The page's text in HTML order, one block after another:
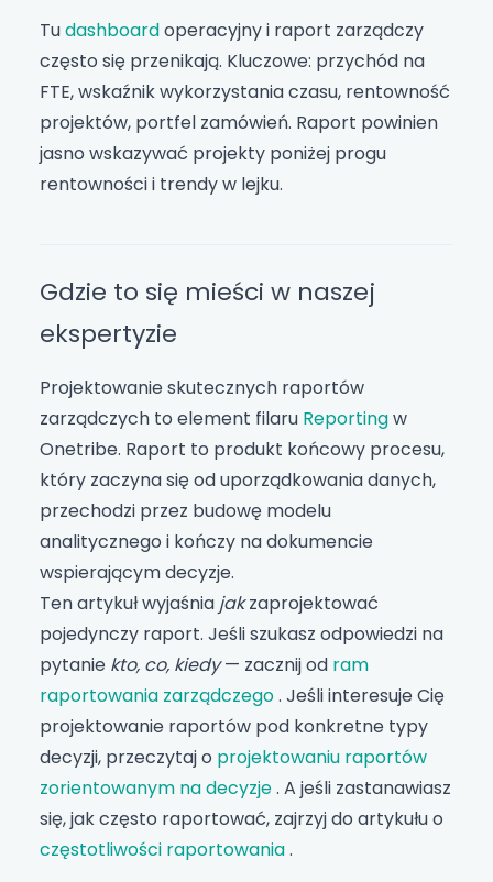
Tudashboardoperacyjny i raport zarządczy
często się przenikają. Kluczowe: przychód na
FTE, wskaźnik wykorzystania czasu, rentowność
projektów, portfel zamówień. Raport powinien
jasno wskazywać projekty poniżej progu
rentowności i trendy w lejku.
Gdzie to się mieści w naszej
ekspertyzie
Projektowanie skutecznych raportów
zarządczych to element filaru Reportingw
Onetribe. Raport to produkt końcowy procesu,
który zaczyna się od uporządkowania danych,
przechodzi przez budowę modelu
analitycznego i kończy na dokumencie
wspierającym decyzje.
Ten artykuł wyjaśnia jakzaprojektować
pojedynczy raport. Jeśli szukasz odpowiedzi na
pytanie kto, co, kiedy— zacznij od ram
raportowania zarządczego. Jeśli interesuje Cię
projektowanie raportów pod konkretne typy
decyzji, przeczytaj o projektowaniu raportów
zorientowanym na decyzje. A jeśli zastanawiasz
się, jak często raportować, zajrzyj do artykułu o
częstotliwości raportowania.